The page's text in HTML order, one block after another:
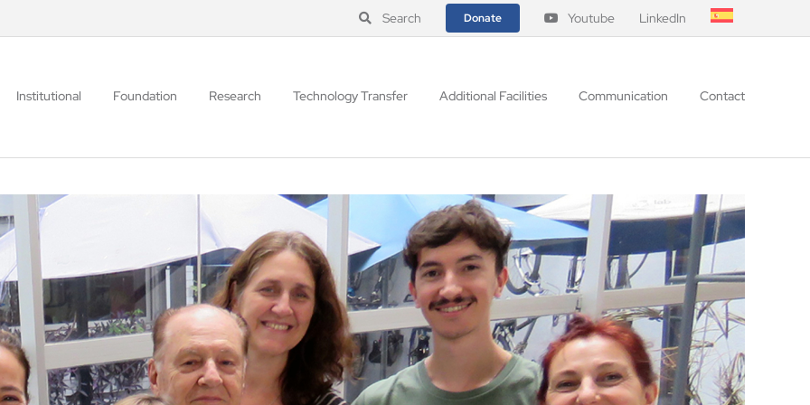
Search Donate Youtube LinkedIn
Institutional Foundation Research Technology Transfer Additional Facilities Communication Contact